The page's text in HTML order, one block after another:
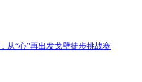
0条信息 首页